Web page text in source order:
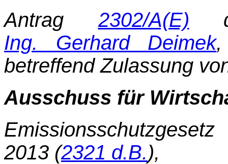
Antrag 2302/A(E)
Ing. Gerhard Deimek,
betreffend Zulassung
Ausschuss für
2013 (2321 d.B.),